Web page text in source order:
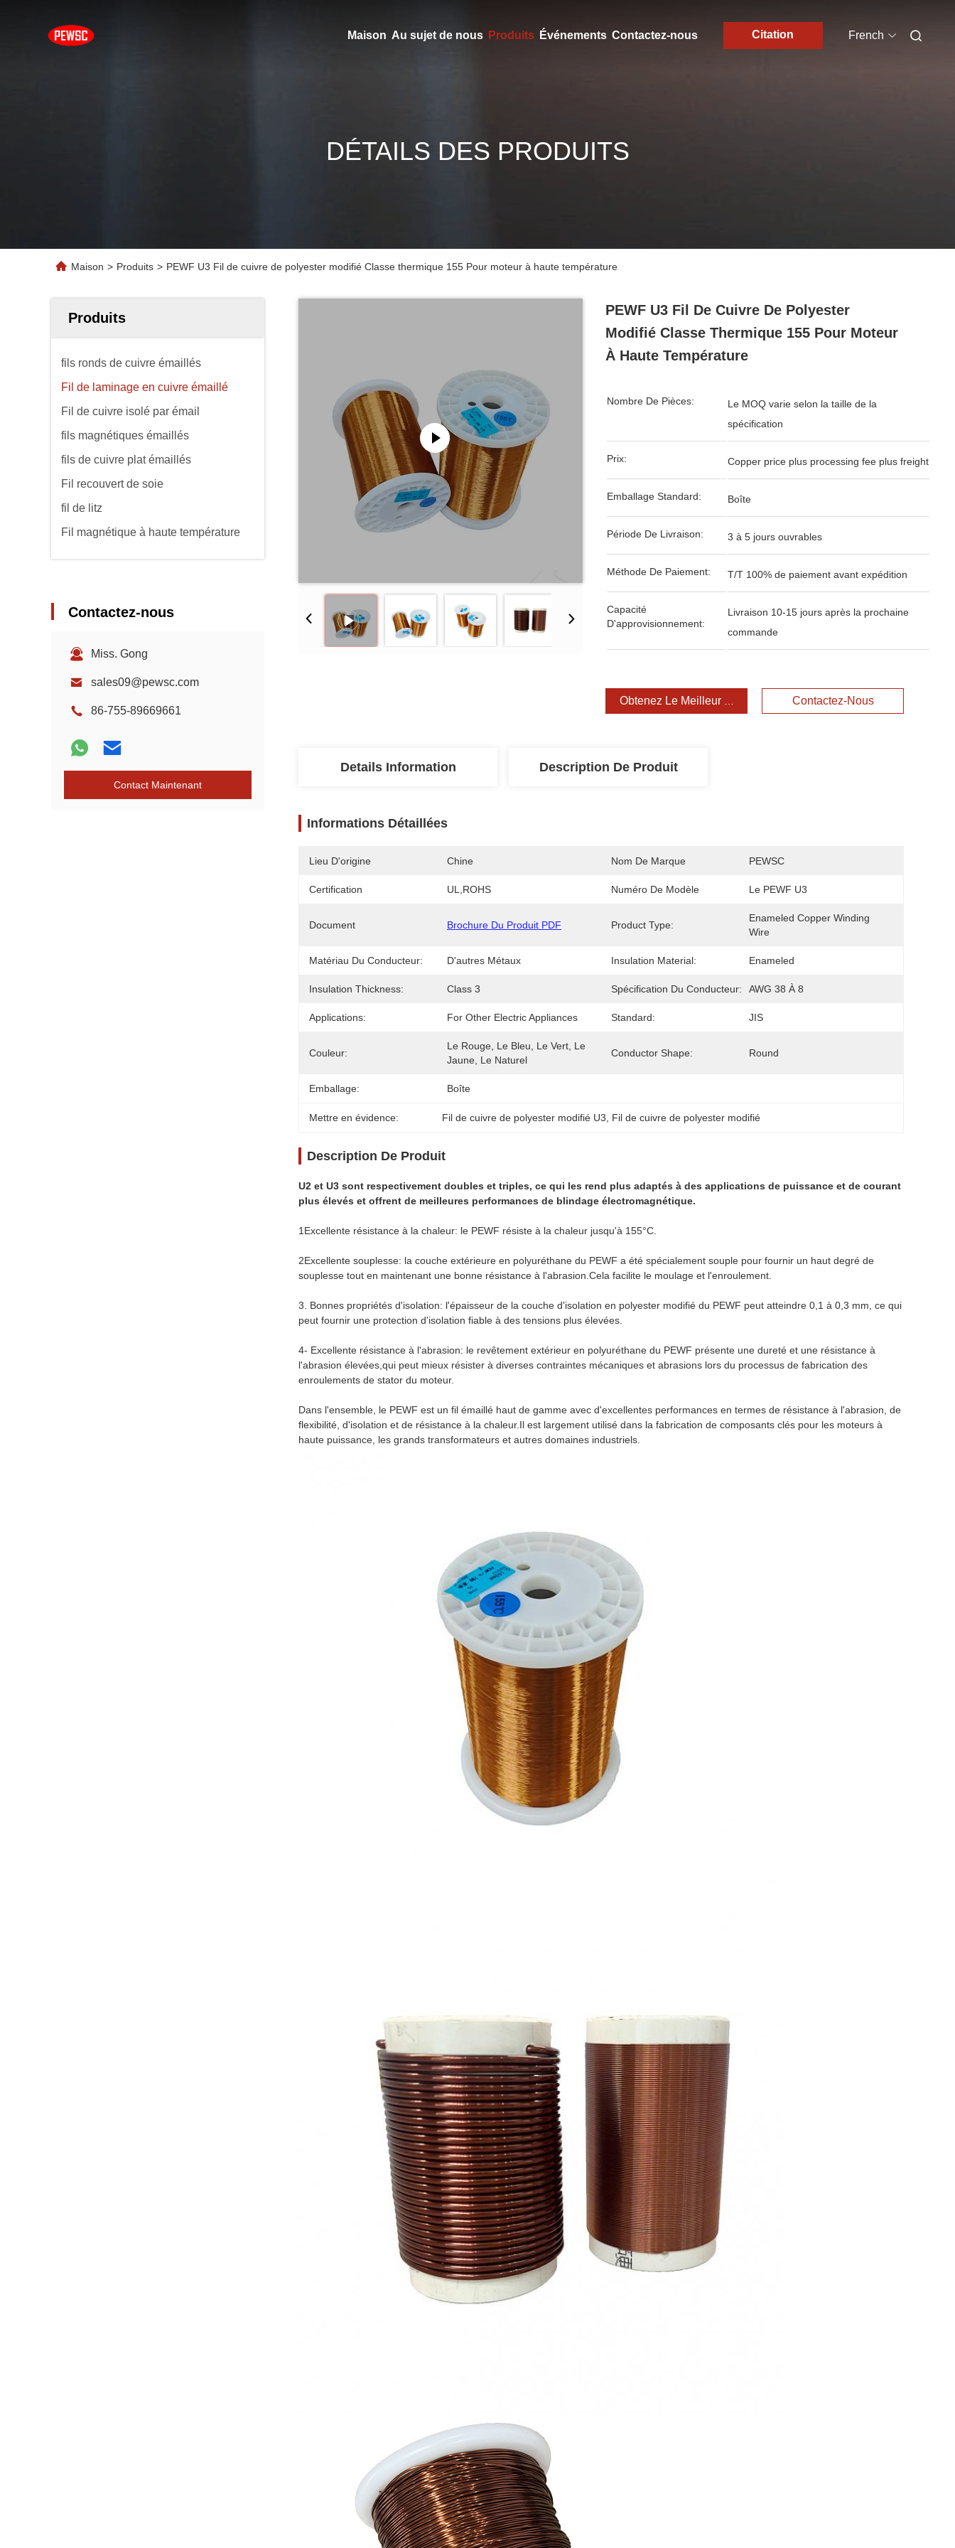
Maison Au sujet de nous Produits Événements Contactez-nous Citation French
DÉTAILS DES PRODUITS
Maison > Produits > PEWF U3 Fil de cuivre de polyester modifié Classe thermique 155 Pour moteur à haute température
Produits
fils ronds de cuivre émaillés
Fil de laminage en cuivre émaillé
Fil de cuivre isolé par émail
fils magnétiques émaillés
fils de cuivre plat émaillés
Fil recouvert de soie
fil de litz
Fil magnétique à haute température
Contactez-nous
Miss. Gong
sales09@pewsc.com
86-755-89669661
Contact Maintenant
PEWF U3 Fil De Cuivre De Polyester
Modifié Classe Thermique 155 Pour Moteur
À Haute Température
Nombre De Pièces:
Le MOQ varie selon la taille de la
spécification
Prix: Copper price plus processing fee plus freight
Emballage Standard: Boîte
Période De Livraison: 3 à 5 jours ouvrables
Méthode De Paiement: T/T 100% de paiement avant expédition
Capacité
D'approvisionnement:
Livraison 10-15 jours après la prochaine
commande
Obtenez Le Meilleur Prix Contactez-Nous
Details Information Description De Produit
Informations Détaillées
Lieu D'origine Chine Nom De Marque PEWSC
Certification UL,ROHS Numéro De Modèle Le PEWF U3
Document Brochure Du Produit PDF Product Type:
Enameled Copper Winding
Wire
Matériau Du Conducteur: D'autres Métaux Insulation Material: Enameled
Insulation Thickness: Class 3 Spécification Du Conducteur: AWG 38 À 8
Applications: For Other Electric Appliances Standard: JIS
Couleur:
Le Rouge, Le Bleu, Le Vert, Le
Jaune, Le Naturel
Conductor Shape: Round
Emballage: Boîte
Mettre en évidence: Fil de cuivre de polyester modifié U3 Fil de cuivre de polyester modifié
Description De Produit
U2 et U3 sont respectivement doubles et triples, ce qui les rend plus adaptés à des applications de puissance et de courant
plus élevés et offrent de meilleures performances de blindage électromagnétique.
1Excellente résistance à la chaleur: le PEWF résiste à la chaleur jusqu'à 155°C.
2Excellente souplesse: la couche extérieure en polyuréthane du PEWF a été spécialement souple pour fournir un haut degré de
souplesse tout en maintenant une bonne résistance à l'abrasion.Cela facilite le moulage et l'enroulement.
3. Bonnes propriétés d'isolation: l'épaisseur de la couche d'isolation en polyester modifié du PEWF peut atteindre 0,1 à 0,3 mm, ce qui
peut fournir une protection d'isolation fiable à des tensions plus élevées.
4- Excellente résistance à l'abrasion: le revêtement extérieur en polyuréthane du PEWF présente une dureté et une résistance à
l'abrasion élevées,qui peut mieux résister à diverses contraintes mécaniques et abrasions lors du processus de fabrication des
enroulements de stator du moteur.
Dans l'ensemble, le PEWF est un fil émaillé haut de gamme avec d'excellentes performances en termes de résistance à l'abrasion, de
flexibilité, d'isolation et de résistance à la chaleur.Il est largement utilisé dans la fabrication de composants clés pour les moteurs à
haute puissance, les grands transformateurs et autres domaines industriels.